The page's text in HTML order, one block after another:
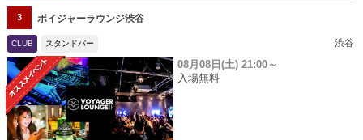
3 ボイジャーラウンジ渋谷
CLUB スタンドバー 渋谷
08月08日(土) 21:00～
入場無料